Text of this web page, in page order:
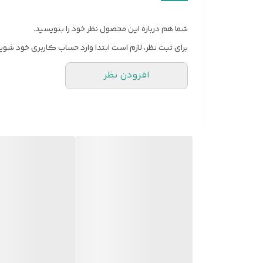
شما هم درباره این محصول نظر خود را بنویسید.
برای ثبت نظر، لازم است ابتدا وارد حساب کاربری خود
افزودن نظر